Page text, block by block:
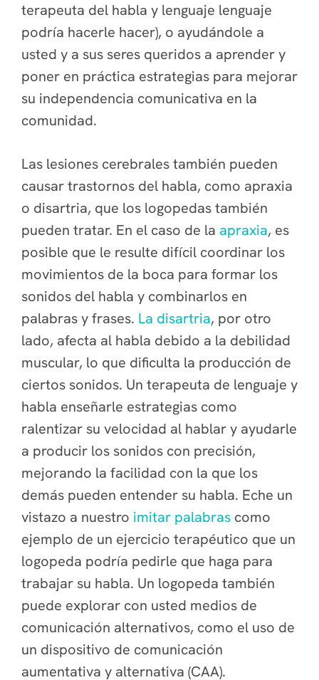
terapeuta del habla y lenguaje lenguaje
podría hacerle hacer), o ayudándole a
usted y a sus seres queridos a aprender y
poner en práctica estrategias para mejorar
su independencia comunicativa en la
comunidad.
Las lesiones cerebrales también pueden
causar trastornos del habla, como apraxia
o disartria, que los logopedas también
pueden tratar. En el caso de la apraxia, es
posible que le resulte difícil coordinar los
movimientos de la boca para formar los
sonidos del habla y combinarlos en
palabras y frases. La disartria, por otro
lado, afecta al habla debido a la debilidad
muscular, lo que dificulta la producción de
ciertos sonidos. Un terapeuta de lenguaje y
habla enseñarle estrategias como
ralentizar su velocidad al hablar y ayudarle
a producir los sonidos con precisión,
mejorando la facilidad con la que los
demás pueden entender su habla. Eche un
vistazo a nuestro imitar palabras como
ejemplo de un ejercicio terapéutico que un
logopeda podría pedirle que haga para
trabajar su habla. Un logopeda también
puede explorar con usted medios de
comunicación alternativos, como el uso de
un dispositivo de comunicación
aumentativa y alternativa (CAA).